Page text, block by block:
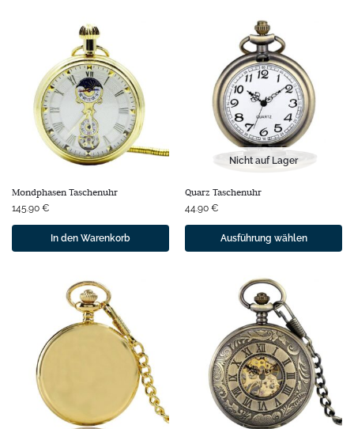
Mondphasen Taschenuhr
145.90 €
In den Warenkorb
Nicht auf Lager
Quarz Taschenuhr
44.90 €
Ausführung wählen